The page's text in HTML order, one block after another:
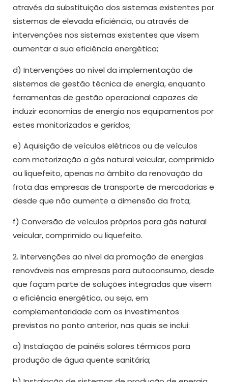
através da substituição dos sistemas existentes por
sistemas de elevada eficiência, ou através de
intervenções nos sistemas existentes que visem
aumentar a sua eficiência energética;
d) Intervenções ao nível da implementação de
sistemas de gestão técnica de energia, enquanto
ferramentas de gestão operacional capazes de
induzir economias de energia nos equipamentos por
estes monitorizados e geridos;
e) Aquisição de veículos elétricos ou de veículos
com motorização a gás natural veicular, comprimido
ou liquefeito, apenas no âmbito da renovação da
frota das empresas de transporte de mercadorias e
desde que não aumente a dimensão da frota;
f) Conversão de veículos próprios para gás natural
veicular, comprimido ou liquefeito.
2. Intervenções ao nível da promoção de energias
renováveis nas empresas para autoconsumo, desde
que façam parte de soluções integradas que visem
a eficiência energética, ou seja, em
complementaridade com os investimentos
previstos no ponto anterior, nas quais se inclui:
a) Instalação de painéis solares térmicos para
produção de água quente sanitária;